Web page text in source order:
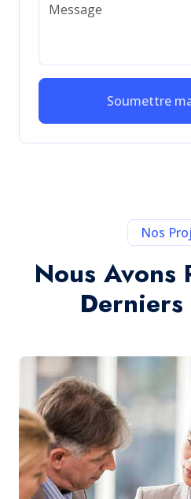
Message
Soumettre
Nos
Nous Avons
Derniers